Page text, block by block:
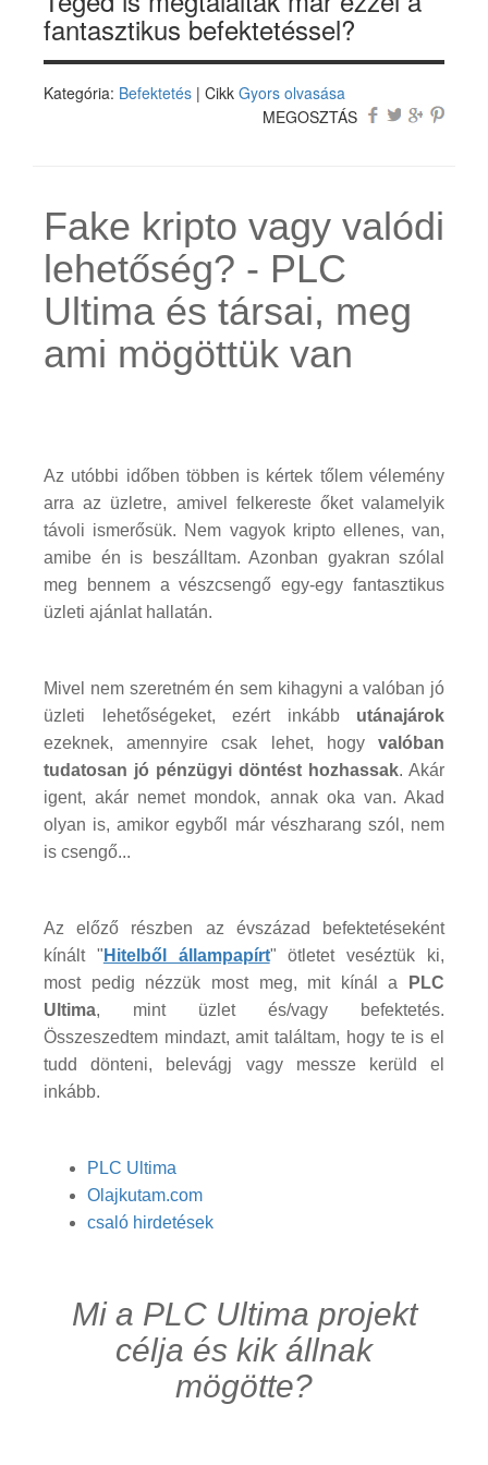
fantasztikus befektetéssel?
Kategória: Befektetés | Cikk Gyors olvasása
MEGOSZTÁS
Fake kripto vagy valódi
lehetőség? - PLC
Ultima és társai, meg
ami mögöttük van
Az utóbbi időben többen is kértek tőlem vélemény
arra az üzletre, amivel felkereste őket valamelyik
távoli ismerősük. Nem vagyok kripto ellenes, van,
amibe én is beszálltam. Azonban gyakran szólal
meg bennem a vészcsengő egy-egy fantasztikus
üzleti ajánlat hallatán.
Mivel nem szeretném én sem kihagyni a valóban jó
üzleti lehetőségeket, ezért inkább utánajárok
ezeknek, amennyire csak lehet, hogy valóban
tudatosan jó pénzügyi döntést hozhassak. Akár
igent, akár nemet mondok, annak oka van. Akad
olyan is, amikor egyből már vészharang szól, nem
is csengő...
Az előző részben az évszázad befektetéseként
kínált " Hitelből állampapírt" ötletet veséztük ki,
most pedig nézzük most meg, mit kínál a
PLC
Ultima, mint üzlet és/vagy befektetés.
Összeszedtem mindazt, amit találtam, hogy te is el
tudd dönteni, belevágj vagy messze kerüld el
inkább.
PLC Ultima
Olajkutam.com
csaló hirdetések
Mi a PLC Ultima projekt
célja és kik állnak
mögötte?